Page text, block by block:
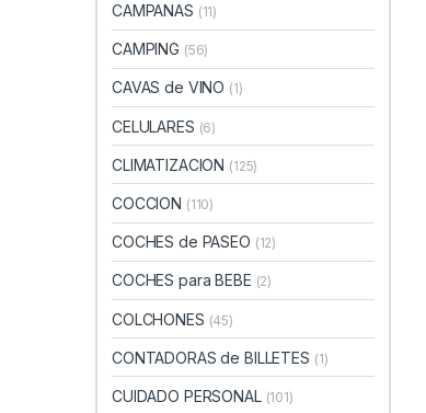
CAMPANAS (11)
CAMPING (56)
CAVAS de VINO (1)
CELULARES (6)
CLIMATIZACION (125)
COCCION (110)
COCHES de PASEO (12)
COCHES para BEBE (2)
COLCHONES (45)
CONTADORAS de BILLETES (1)
CUIDADO PERSONAL (101)